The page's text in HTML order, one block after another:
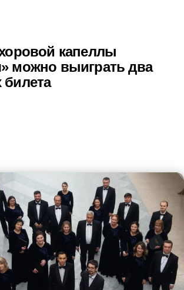
капеллы
можно выиграть два